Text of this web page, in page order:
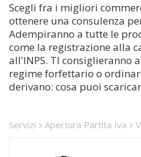
Scegli fra i migliori
ottenere una consulenza
Adempiranno a tutte le
come la registrazione alla
all'INPS. TI consiglieranno
regime forfettario o
derivano: cosa puoi
Servizi Apertura Partita Iva